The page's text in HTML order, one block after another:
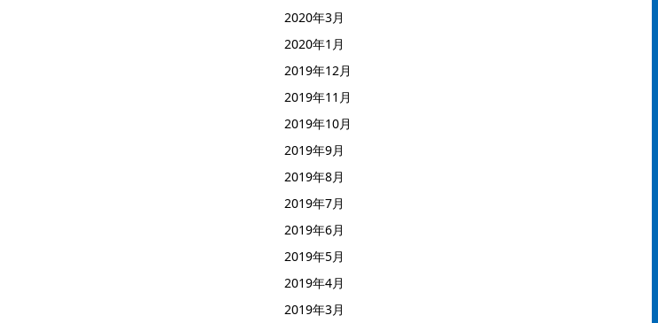
2020年3月
2020年1月
2019年12月
2019年11月
2019年10月
2019年9月
2019年8月
2019年7月
2019年6月
2019年5月
2019年4月
2019年3月